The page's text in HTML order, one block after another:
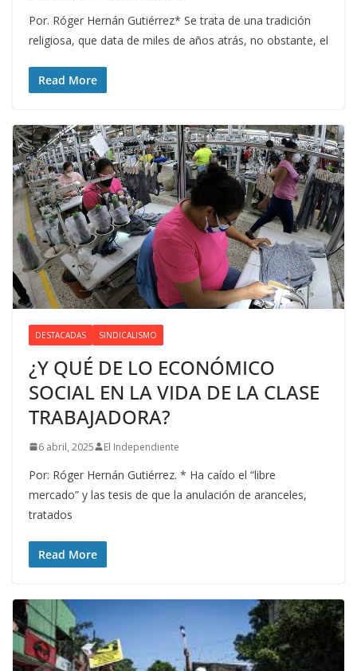
Por. Róger Hernán Gutiérrez* Se trata de una tradición
religiosa, que data de miles de años atrás, no obstante, el
Read More
DESTACADAS SINDICALISMO
¿Y QUÉ DE LO ECONÓMICO
SOCIAL EN LA VIDA DE LA CLASE
TRABAJADORA?
6 abril, 2025 El Independiente
Por: Róger Hernán Gutiérrez. * Ha caído el “libre
mercado” y las tesis de que la anulación de aranceles,
tratados
Read More